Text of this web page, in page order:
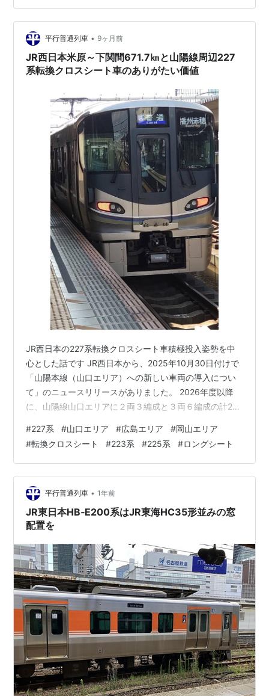
ル。 リベットを効かせた旧車風デザイン 座面は高級感を
演出するアイロン加工仕様 全長66cmのロングシルエッ
トで迫力…平行普通列車 • 9ヶ月前
JR西日本米原～下関間671.7㎞と山陽線周辺227
系転換クロスシート車のありがたい価値
JR西日本の227系転換クロスシート車積極投入姿勢を中
心とした話です JR西日本から、2025年10月30日付けで
「山陽本線（山口エリア）への新しい車両の導入につい
て」のニュースリリースがありました。 2026年度以降
に、山陽線山口エリアに２両３編成と３両６編成の計24
トを基本としているのが特徴で、すでに広島エリアでは
福山～新山口で、岡山エリアでは姫路～三原の区間に投
入されており、山陽線の補助的な役割もする呉線、赤穂
線も走行しています。 東海道・山陽線の223系・225系
新快速と合わせれば、米原～下関まで、運が良ければ転
換クロスシートでの移…
#227系 #山口エリア #広島エリア #岡山エリア
#転換クロスシート #223系 #225系 #ロングシート
平行普通列車 • 1年前
JR東日本HB‐E200系はJR東海HC35形並みの窓
配置を